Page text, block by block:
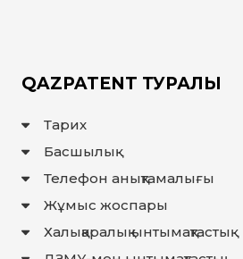
QAZPATENT ТУРАЛЫ
Тарих
Басшылық
Телефон анықтамалығы
Жұмыс жоспары
Халықаралық ынтымақтастық